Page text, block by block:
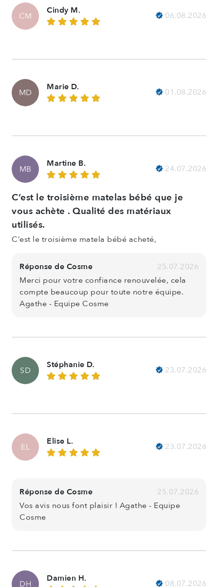
CM
Cindy M.
06.08.2026
MD
Marie D.
01.08.2026
MB
Martine B.
24.07.2026
C’est le troisième matelas bébé que je
vous achète . Qualité des matériaux
utilisés.
C’est le troisième matela bébé acheté,
Réponse de Cosme
25.07.2026
Merci pour votre confiance renouvelée, cela
compte beaucoup pour toute notre équipe.
Agathe - Equipe Cosme
SD
Stéphanie D.
23.07.2026
EL
Elise L.
23.07.2026
Réponse de Cosme
25.07.2026
Vos avis nous font plaisir ! Agathe - Equipe
Cosme
DH
Damien H.
08.07.2026